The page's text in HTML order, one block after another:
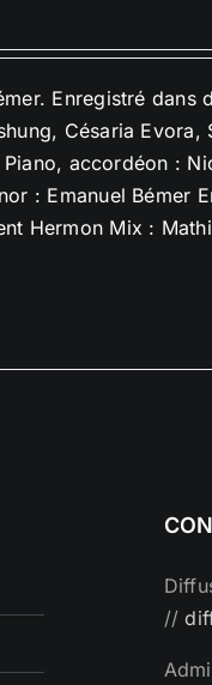
Enregistré
Césaria
accordéon :
: Emanuel Bémer
Hermon Mix :
//